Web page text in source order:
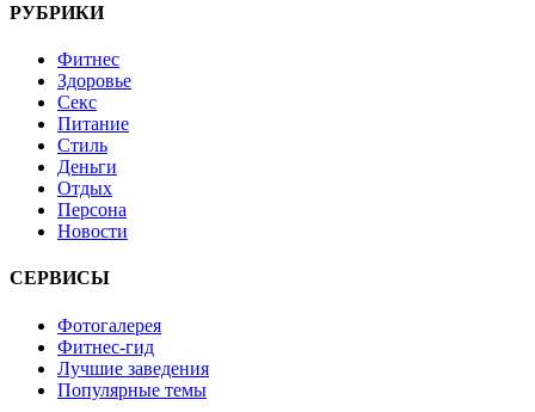
РУБРИКИ
Фитнес
Здоровье
Секс
Питание
Стиль
Деньги
Отдых
Персона
Новости
СЕРВИСЫ
Фотогалерея
Фитнес-гид
Лучшие заведения
Популярные темы